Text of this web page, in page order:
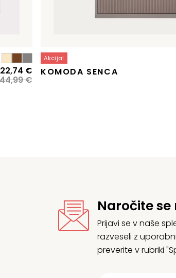
€
Izvirna
cena
€Trenutna
cena
Akcija!
KOMODA SENCA
Naročite
Prijavi se v naše
razveseli z
preverite v rubriki